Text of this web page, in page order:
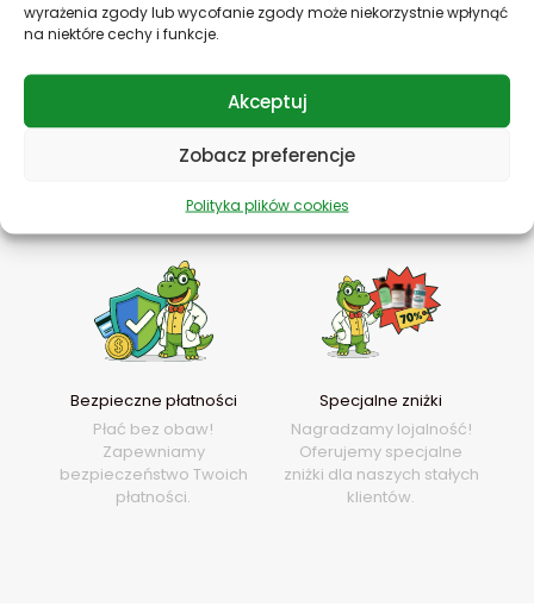
wyrażenia zgody lub wycofanie zgody może niekorzystnie wpłynąć
na niektóre cechy i funkcje.
Akceptuj
Zobacz preferencje
Polityka plików cookies
Złap okazję! Codzienne
Potrzebujesz szybko?
Wysyłka jeszcze tego
Bezpieczne płatności
Płać bez obaw!
Zapewniamy
bezpieczeństwo Twoich
płatności.
Specjalne zniżki
Nagradzamy lojalność!
Oferujemy specjalne
zniżki dla naszych stałych
klientów.